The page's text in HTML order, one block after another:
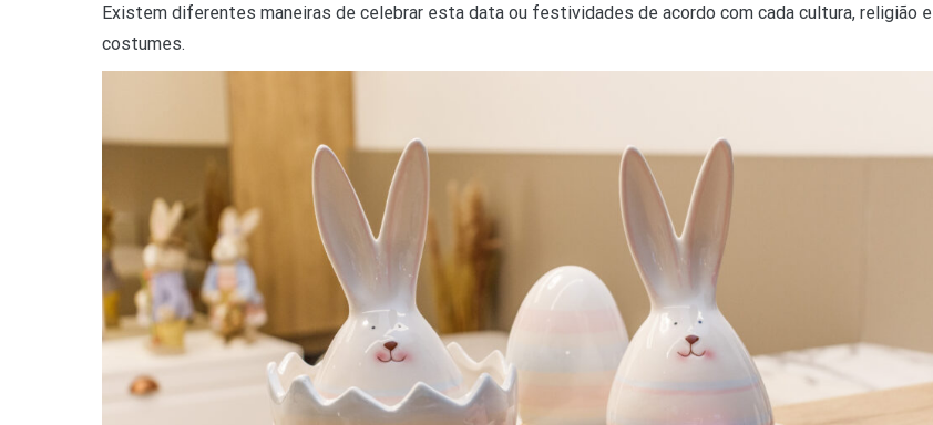
Existem diferentes maneiras de celebrar esta data ou festividades de acordo com cada cultura, religião e
costumes.